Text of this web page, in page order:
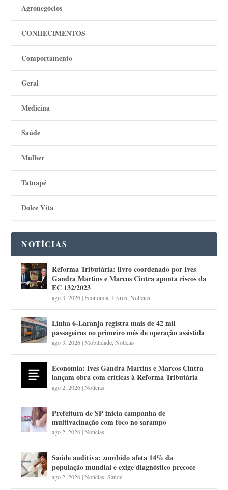
Agronegócios
CONHECIMENTOS
Comportamento
Geral
Medicina
Saúde
Mulher
Tatuapé
Dolce Vita
NOTÍCIAS
Reforma Tributária: livro coordenado por Ives
Gandra Martins e Marcos Cintra aponta riscos da
EC 132/2023
ago 3, 2026|Economia ,Livros ,Notícias
Linha 6-Laranja registra mais de 42 mil
passageiros no primeiro mês de operação assistida
ago 3, 2026|Mobilidade ,Notícias
Economia: Ives Gandra Martins e Marcos Cintra
lançam obra com críticas à Reforma Tributária
ago 2, 2026|Notícias
Prefeitura de SP inicia campanha de
multivacinação com foco no sarampo
ago 2, 2026|Notícias
Saúde auditiva: zumbido afeta 14% da
população mundial e exige diagnóstico precoce
ago 2, 2026|Notícias ,Saúde